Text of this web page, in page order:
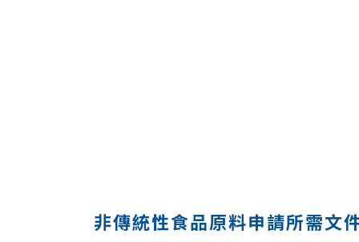
非傳統性食品原料申請所需文